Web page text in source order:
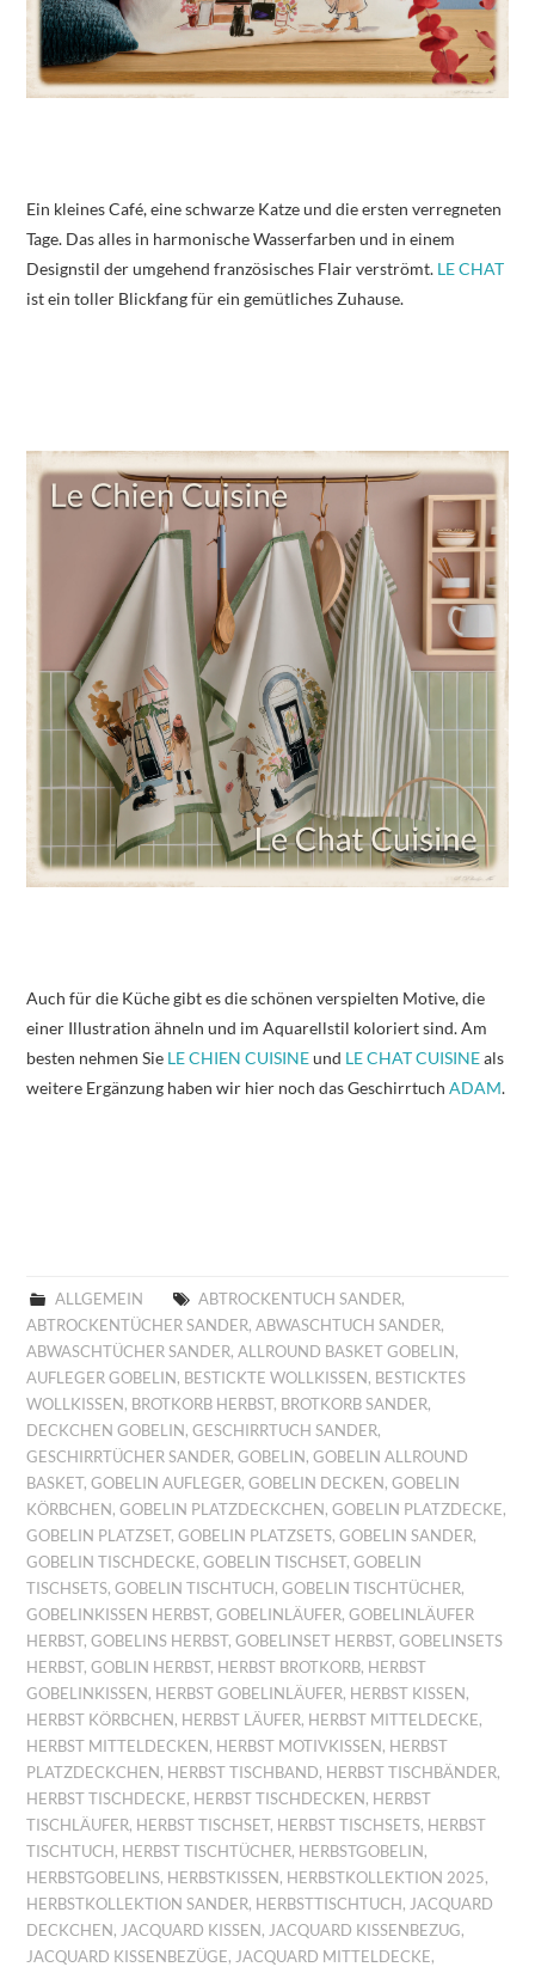
Ein kleines Café, eine schwarze Katze und die ersten verregneten
Tage. Das alles in harmonische Wasserfarben und in einem
Designstil der umgehend französisches Flair verströmt. LE CHAT
ist ein toller Blickfang für ein gemütliches Zuhause.
Auch für die Küche gibt es die schönen verspielten Motive, die
einer Illustration ähneln und im Aquarellstil koloriert sind. Am
besten nehmen Sie LE CHIEN CUISINEund LE CHAT CUISINEals
weitere Ergänzung haben wir hier noch das GeschirrtuchADAM.
ALLGEMEIN ABTROCKENTUCH SANDER,
ABTROCKENTÜCHER SANDER,ABWASCHTUCH SANDER,
ABWASCHTÜCHER SANDER,ALLROUND BASKET GOBELIN ,
AUFLEGER GOBELIN , BESTICKTE WOLLKISSEN , BESTICKTES
WOLLKISSEN , BROTKORB HERBST, BROTKORB SANDER,
DECKCHEN GOBELIN ,GESCHIRRTUCH SANDER,
GESCHIRRTÜCHER SANDER,GOBELIN ,GOBELIN ALLROUND
BASKET,GOBELIN AUFLEGER,GOBELIN DECKEN ,GOBELIN
KÖRBCHEN ,GOBELIN PLATZDECKCHEN ,GOBELIN PLATZDECKE,
GOBELIN PLATZSET,GOBELIN PLATZSETS,GOBELIN SANDER,
GOBELIN TISCHDECKE,GOBELIN TISCHSET,GOBELIN
TISCHSETS,GOBELIN TISCHTUCH ,GOBELIN TISCHTÜCHER,
GOBELINKISSEN HERBST,GOBELINLÄUFER,GOBELINLÄUFER
HERBST,GOBELINS HERBST,GOBELINSET HERBST,GOBELINSETS
HERBST,GOBLIN HERBST, HERBST BROTKORB, HERBST
GOBELINKISSEN , HERBST GOBELINLÄUFER, HERBST KISSEN ,
HERBST KÖRBCHEN , HERBST LÄUFER, HERBST MITTELDECKE,
HERBST MITTELDECKEN , HERBST MOTIVKISSEN , HERBST
PLATZDECKCHEN , HERBST TISCHBAND, HERBST TISCHBÄNDER,
HERBST TISCHDECKE, HERBST TISCHDECKEN , HERBST
TISCHLÄUFER, HERBST TISCHSET, HERBST TISCHSETS, HERBST
TISCHTUCH , HERBST TISCHTÜCHER, HERBSTGOBELIN ,
HERBSTGOBELINS, HERBSTKISSEN , HERBSTKOLLEKTION 2025,
HERBSTKOLLEKTION SANDER, HERBSTTISCHTUCH , JACQUARD
DECKCHEN , JACQUARD KISSEN , JACQUARD KISSENBEZUG,
JACQUARD KISSENBEZÜGE, JACQUARD MITTELDECKE,